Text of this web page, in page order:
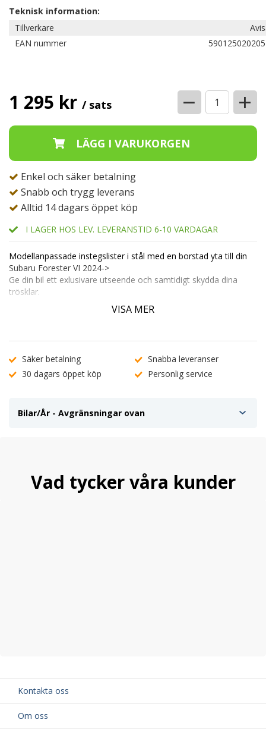
Teknisk information:
Tillverkare
EAN nummer
1 295 kr / sats − +
Enkel och säker betalning
Snabb och trygg leverans
Alltid 14 dagars öppet köp
I LAGER HOS LEV. LEVERANSTID 6-10 VARDAGAR
Modellanpassade instegslister i stål med en borstad yta till din
Subaru Forester VI 2024->
Ge din bil ett exlusivare utseende och samtidigt skydda dina
trösklar.
Monteras lätt på din bil med förmonterad 3M-tejp.
VISA MER
Säker betalning
Snabba leveranser
30 dagars öppet köp
Personlig service
Bilar/År - Avgränsningar ovan
Vad tycker våra kunder
Kontakta oss
Om oss